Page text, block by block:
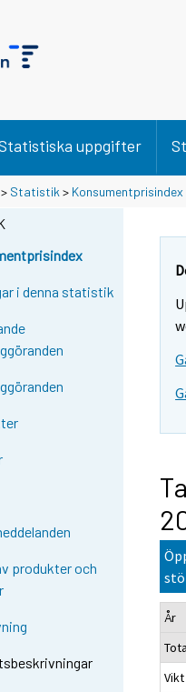
uppgifter
> Statistik > Konsumentprisindex
i denna statistik
produkter och
År
Vikt